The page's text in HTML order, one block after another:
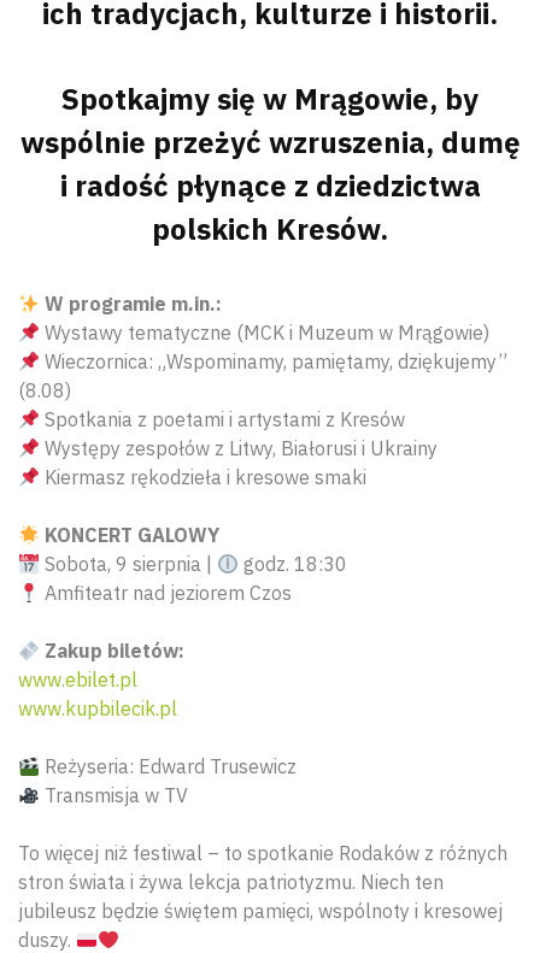
ich tradycjach, kulturze i historii.
Spotkajmy się w Mrągowie, by
wspólnie przeżyć wzruszenia, dumę
i radość płynące z dziedzictwa
polskich Kresów.
W programie m.in.:
Wystawy tematyczne (MCK i Muzeum w Mrągowie)
Wieczornica: „Wspominamy, pamiętamy, dziękujemy”
(8.08)
Spotkania z poetami i artystami z Kresów
Występy zespołów z Litwy, Białorusi i Ukrainy
Kiermasz rękodzieła i kresowe smaki
KONCERT GALOWY
Sobota, 9 sierpnia |
godz. 18:30
Amfiteatr nad jeziorem Czos
Zakup biletów:
www.ebilet.pl
www.kupbilecik.pl
Reżyseria: Edward Trusewicz
Transmisja w TV
To więcej niż festiwal – to spotkanie Rodaków z różnych
stron świata i żywa lekcja patriotyzmu. Niech ten
jubileusz będzie świętem pamięci, wspólnoty i kresowej
duszy.